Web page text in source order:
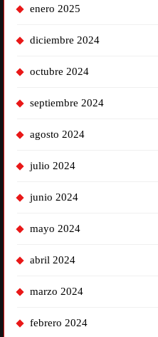
enero 2025
diciembre 2024
octubre 2024
septiembre 2024
agosto 2024
julio 2024
junio 2024
mayo 2024
abril 2024
marzo 2024
febrero 2024